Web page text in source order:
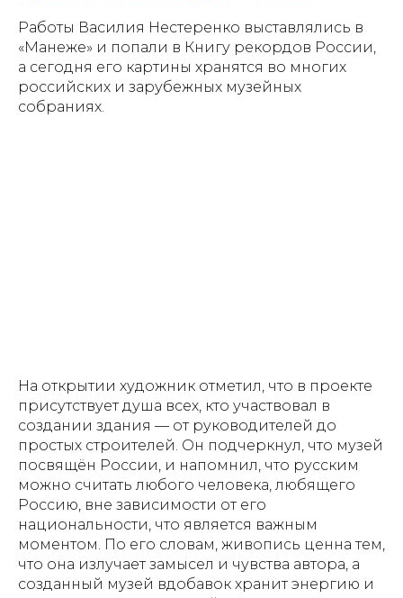
Работы Василия Нестеренко выставлялись в
«Манеже» и попали в Книгу рекордов России,
а сегодня его картины хранятся во многих
российских и зарубежных музейных
собраниях.
На открытии художник отметил, что в проекте
присутствует душа всех, кто участвовал в
создании здания — от руководителей до
простых строителей. Он подчеркнул, что музей
посвящён России, и напомнил, что русским
можно считать любого человека, любящего
Россию, вне зависимости от его
национальности, что является важным
моментом. По его словам, живопись ценна тем,
что она излучает замысел и чувства автора, а
созданный музей вдобавок хранит энергию и